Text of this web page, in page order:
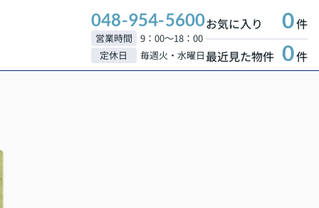
048-954-5600
営業時間
9：00～18：00
定休日
毎週火・水曜日
お気に入り 0件
最近見た物件 0件